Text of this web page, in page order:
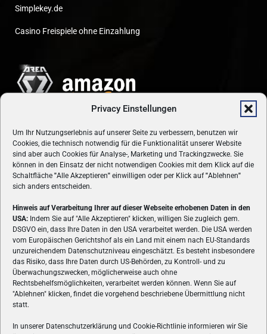
Privacy Einstellungen
Um Ihr Nutzungserlebnis auf unserer Seite zu verbessern, benutzen wir
Cookies, die technisch notwendig für die Funktionalität unserer Website
sind aber auch Cookies für Analyse-, Marketing und Trackingzwecke. Sie
können in den Einsatz der nicht notwendigen Cookies mit dem Klick auf die
Schaltfläche "Alle Akzeptieren" einwilligen oder per Klick auf"Ablehnen"
sich anders entscheiden.
Hinweis auf Verarbeitung Ihrer auf dieser Webseite erhobenen Daten in den
USA: Indem Sie auf "Alle Akzeptieren" klicken, willigen Sie zugleich gem.
DSGVO ein, dass Ihre Daten in den USA verarbeitet werden. Die USA werden
vom Europäischen Gerichtshof als ein Land mit einem nach EU-Standards
unzureichendem Datenschutzniveau eingeschätzt. Es besteht insbesondere
das Risiko, dass Ihre Daten durch US-Behörden, zu Kontroll- und zu
Überwachungszwecken, möglicherweise auch ohne
Rechtsbehelfsmöglichkeiten, verarbeitet werden können. Wenn Sie auf
"Ablehnen" klicken, findet die vorgehend beschriebene Übermittlung nicht
statt.
In unserer Datenschutzerklärung und Cookie-Richtlinie informieren wir Sie
Simplekey.de
Casino Freispiele ohne Einzahlung
ÜBER UNS
VON GAMERN, FÜR GAMER! Gamers.at ist das älteste Online-
Spielemagazin Österreichs und bringt täglich aktuelle News,
Reviews und Videos zu PC- und Konsolenspielen, Gaming-
Hardware und aus der Welt des e-Sport's.